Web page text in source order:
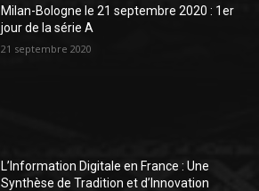
Milan-Bologne le 21 septembre 2020 : 1er
jour de la série A
21 septembre 2020
L’Information Digitale en France : Une
Synthèse de Tradition et d’Innovation